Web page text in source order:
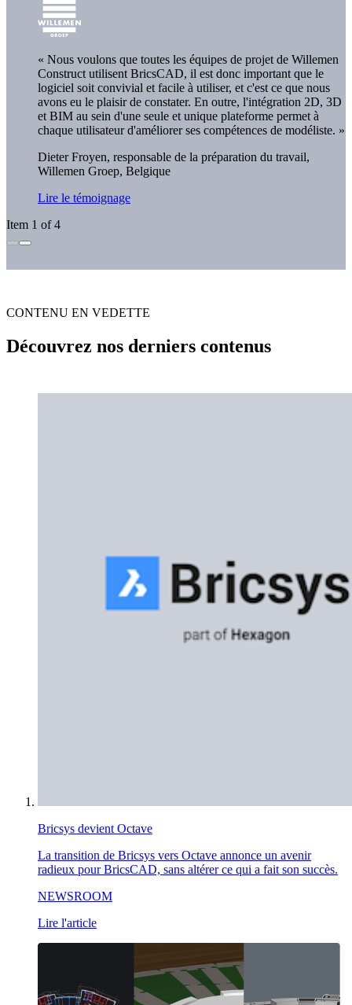
« Nous voulons que toutes les équipes de projet de Willemen
Construct utilisent BricsCAD, il est donc important que le
logiciel soit convivial et facile à utiliser, et c'est ce que nous
avons eu le plaisir de constater. En outre, l'intégration 2D, 3D
et BIM au sein d'une seule et unique plateforme permet à
chaque utilisateur d'améliorer ses compétences de modéliste. »
Dieter Froyen, responsable de la préparation du travail,
Willemen Groep, Belgique
Lire le témoignage
Item 1 of 4
CONTENU EN VEDETTE
Découvrez nos derniers contenus
Bricsys devient Octave
La transition de Bricsys vers Octave annonce un avenir
radieux pour BricsCAD, sans altérer ce qui a fait son succès.
NEWSROOM
Lire l'article